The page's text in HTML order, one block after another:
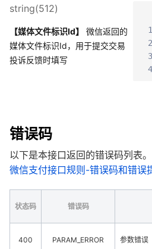
string(512)
【媒体文件标识Id】
微信返回的
媒体文件标识Id，用于提交交易
投诉反馈时填写
1
2
3
4
错误码
以下是本接口返回的错误码列表
微信支付接口规则-错误码和错误
状态码 错误码
400 PARAM_ERROR 参数错误